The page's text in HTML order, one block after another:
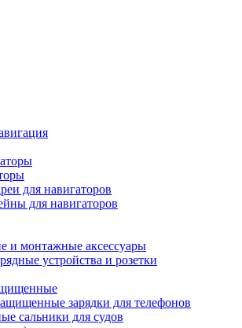
для навигаторов
для навигаторов
и монтажные аксессуары
устройства и розетки
зарядки для телефонов
сальники для судов